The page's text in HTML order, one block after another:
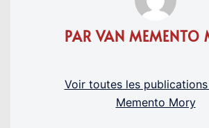
PAR VAN MEMENTO
Voir toutes les publications
Memento Mory